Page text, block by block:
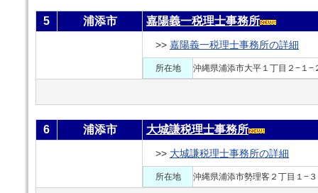
5 浦添市 嘉陽義一税理士事務所
>> 嘉陽義一税理士事務所の詳細
所在地 沖縄県浦添市大平１丁目２−１−
6 浦添市 大城謙税理士事務所
>> 大城謙税理士事務所の詳細
所在地 沖縄県浦添市勢理客２丁目１−